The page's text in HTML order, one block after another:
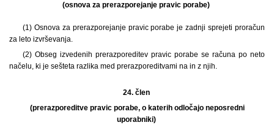
(osnova za prerazporejanje pravic porabe)
(1) Osnova za prerazporejanje pravic porabe je zadnji sprejeti proračun
za leto izvrševanja.
(2) Obseg izvedenih prerazporeditev pravic porabe se računa po neto
načelu, ki je sešteta razlika med prerazporeditvami na in z njih.
24. člen
(prerazporeditve pravic porabe, o katerih odločajo neposredni
uporabniki)